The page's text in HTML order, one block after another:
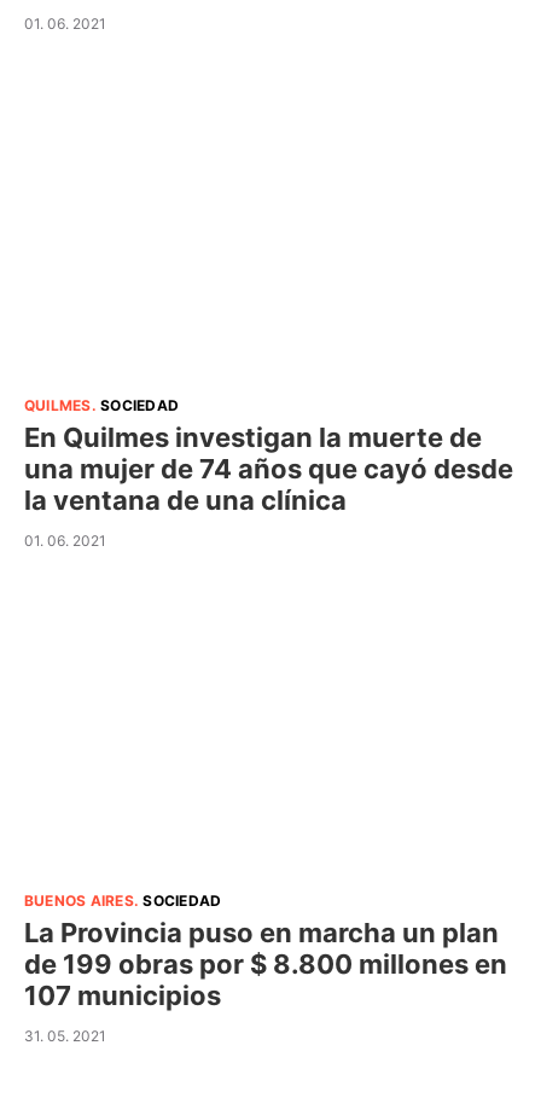
01. 06. 2021
QUILMES.SOCIEDAD
En Quilmes investigan la muerte de
una mujer de 74 años que cayó desde
la ventana de una clínica
01. 06. 2021
BUENOS AIRES.SOCIEDAD
La Provincia puso en marcha un plan
de 199 obras por $ 8.800 millones en
107 municipios
31. 05. 2021